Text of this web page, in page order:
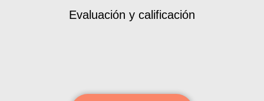
Evaluación y calificación